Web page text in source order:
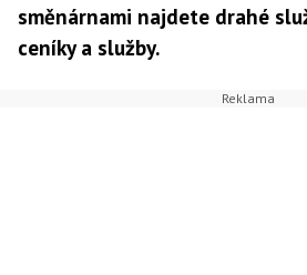
směnárnami najdete drahé
ceníky a služby.